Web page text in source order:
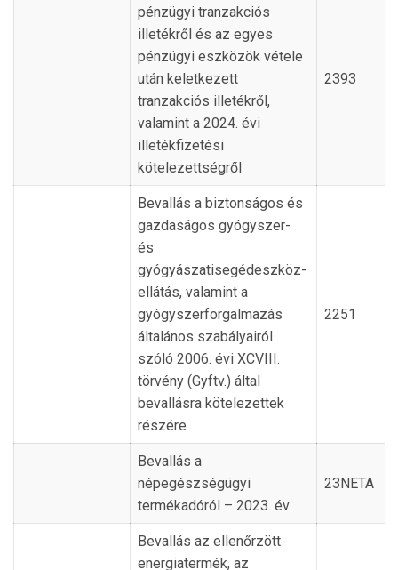
pénzügyi tranzakciós
illetékről és az egyes
pénzügyi eszközök vétele
után keletkezett
tranzakciós illetékről,
valamint a 2024. évi
illetékfizetési
kötelezettségről
2393
Bevallás a biztonságos és
gazdaságos gyógyszer-
és
gyógyászatisegédeszköz-
ellátás, valamint a
gyógyszerforgalmazás
általános szabályairól
szóló 2006. évi XCVIII.
törvény (Gyftv.) által
bevallásra kötelezettek
részére
2251
Bevallás a
népegészségügyi
termékadóról – 2023. év
23NETA
Bevallás az ellenőrzött
energiatermék, az